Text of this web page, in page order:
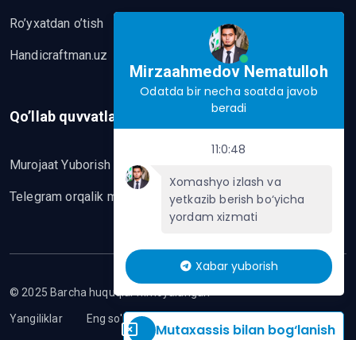
Ro’yxatdan o’tish
Handicraftman.uz
Qo’llab quvvatlash
Murojaat Yuborish
Telegram orqalik murojaat yo’lash
© 2025 Barcha huquqlar himoyalangan
Yangiliklar Eng so'nggi mavzular
Mutaxassis bilan bog‘lanish
Mirzaahmedov Nematulloh
Odatda bir necha soatda javob
beradi
11:0:48
Xomashyo izlash va
yetkazib berish bo‘yicha
yordam xizmati
Xabar yuborish